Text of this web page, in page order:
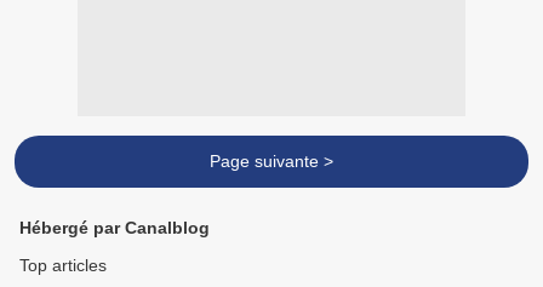
Page suivante >
Hébergé par Canalblog
Top articles